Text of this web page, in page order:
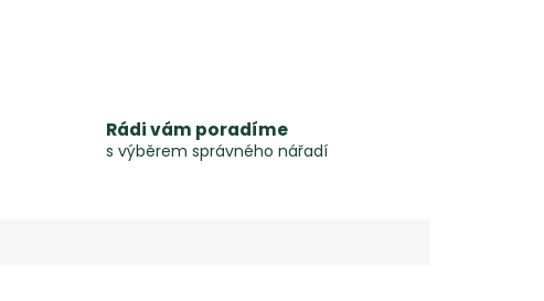
Rádi vám poradíme
s výběrem správného nářadí